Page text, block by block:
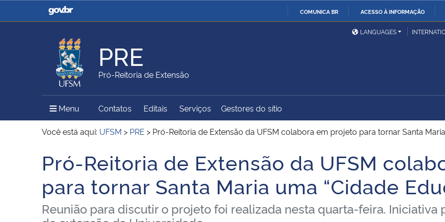
COMUNICA BR ACESSO À INFORMAÇÃO
Casa Civil
Ministério da Justiça e
Ministério da Defesa
Ministério das Relações
Exteriores
Ministério da Agricultura,
Pecuária e Abastecimento
Ministério do Meio Ambiente Ministério do Turismo
Ministério do
Desenvolvimento Regional
União
Secretaria de Governo
Gabinete de Segurança
Institucional
Advocacia-Geral da União Banco Central do Brasil
LANGUAGES
PRE
Pró-Reitoria de Extensão
Menu Menu Principal do Sítio
Contatos Editais Serviços Gestores do sítio
Você está aqui: UFSM > PRE > Pró-Reitoria de Extensão da UFSM colabora em projeto para tornar Santa
Início do conteúdo
Pró-Reitoria de Extensão da UFSM
para tornar Santa Maria uma “Cidade
Reunião para discutir o projeto foi realizada nesta quarta-feira. Iniciativa